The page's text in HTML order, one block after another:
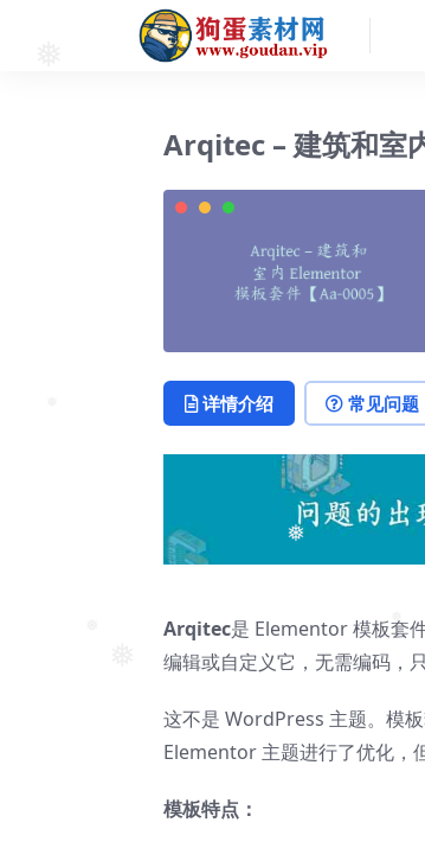
Arqitec – 建筑和室
详情介绍 常见问题
Arqitec是 Elementor 模板套
编辑或自定义它，无需编码，
这不是 WordPress 主题。模
Elementor 主题进行了优化，
模板特点：